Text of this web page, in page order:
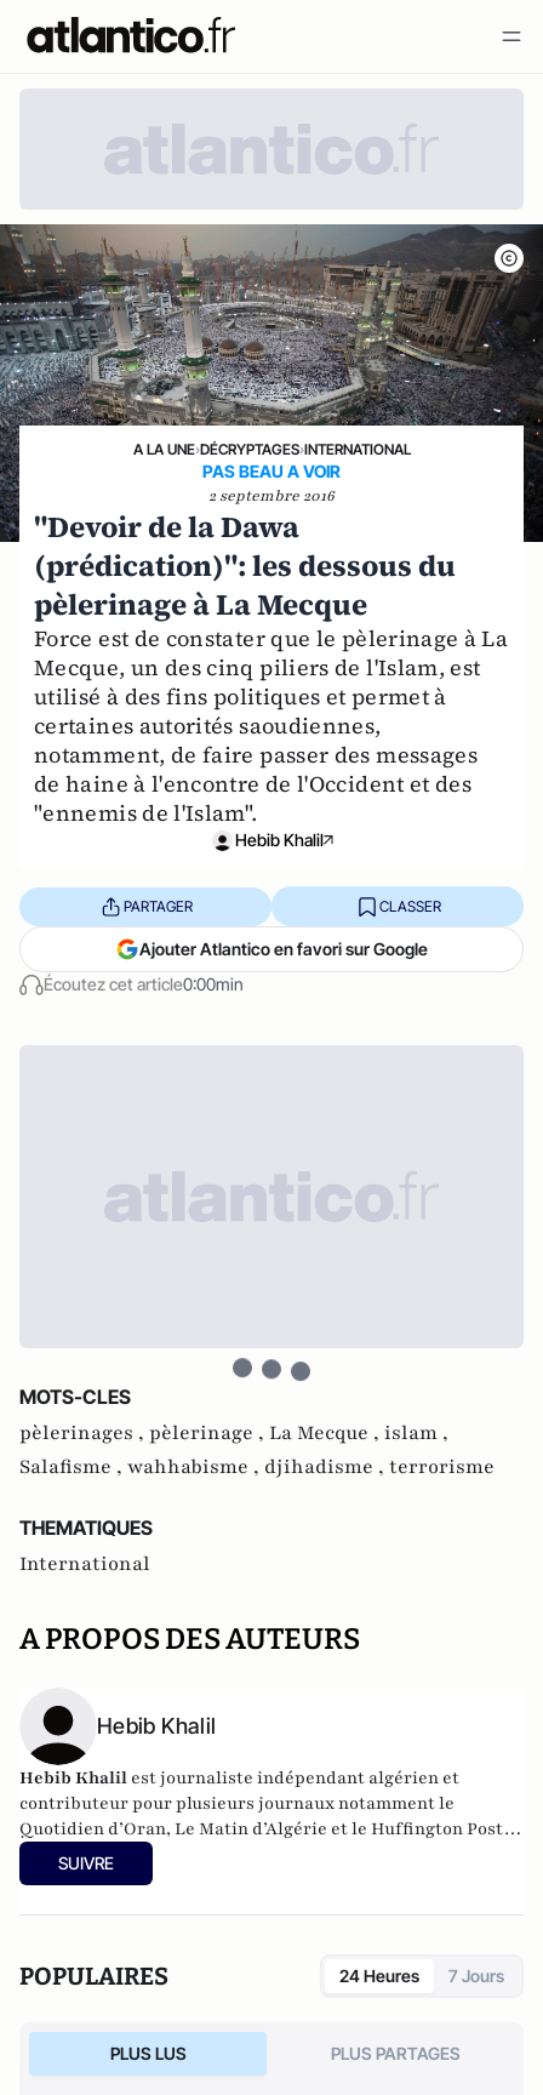
A LA UNE›DÉCRYPTAGES›INTERNATIONAL
PAS BEAU A VOIR
2 septembre 2016
"Devoir de la Dawa
(prédication)": les dessous du
pèlerinage à La Mecque
Force est de constater que le pèlerinage à La
Mecque, un des cinq piliers de l'Islam, est
utilisé à des fins politiques et permet à
certaines autorités saoudiennes,
notamment, de faire passer des messages
de haine à l'encontre de l'Occident et des
"ennemis de l'Islam".
Hebib Khalil
Écoutez cet article0:00min
PARTAGER CLASSER
Ajouter Atlantico en favori sur Google
MOTS-CLES
pèlerinages , pèlerinage , La Mecque , islam ,
Salafisme , wahhabisme , djihadisme , terrorisme
THEMATIQUES
International
A PROPOS DES AUTEURS
Hebib Khalil
Hebib Khalil est journaliste indépendant algérien et
contributeur pour plusieurs journaux notamment le
Quotidien d’Oran, Le Matin d’Algérie et le Huffington Post
Maghreb. Ingénieur Géochimiste de formation, ses intérêts
se sont portés ultérieurement sur le journalisme po
SUIVRE
POPULAIRES 24 Heures 7 Jours
PLUS LUS PLUS PARTAGES